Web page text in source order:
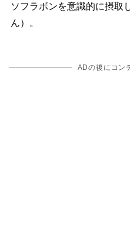
ソフラボンを意識的に摂取
ん）。
ADの後にコン